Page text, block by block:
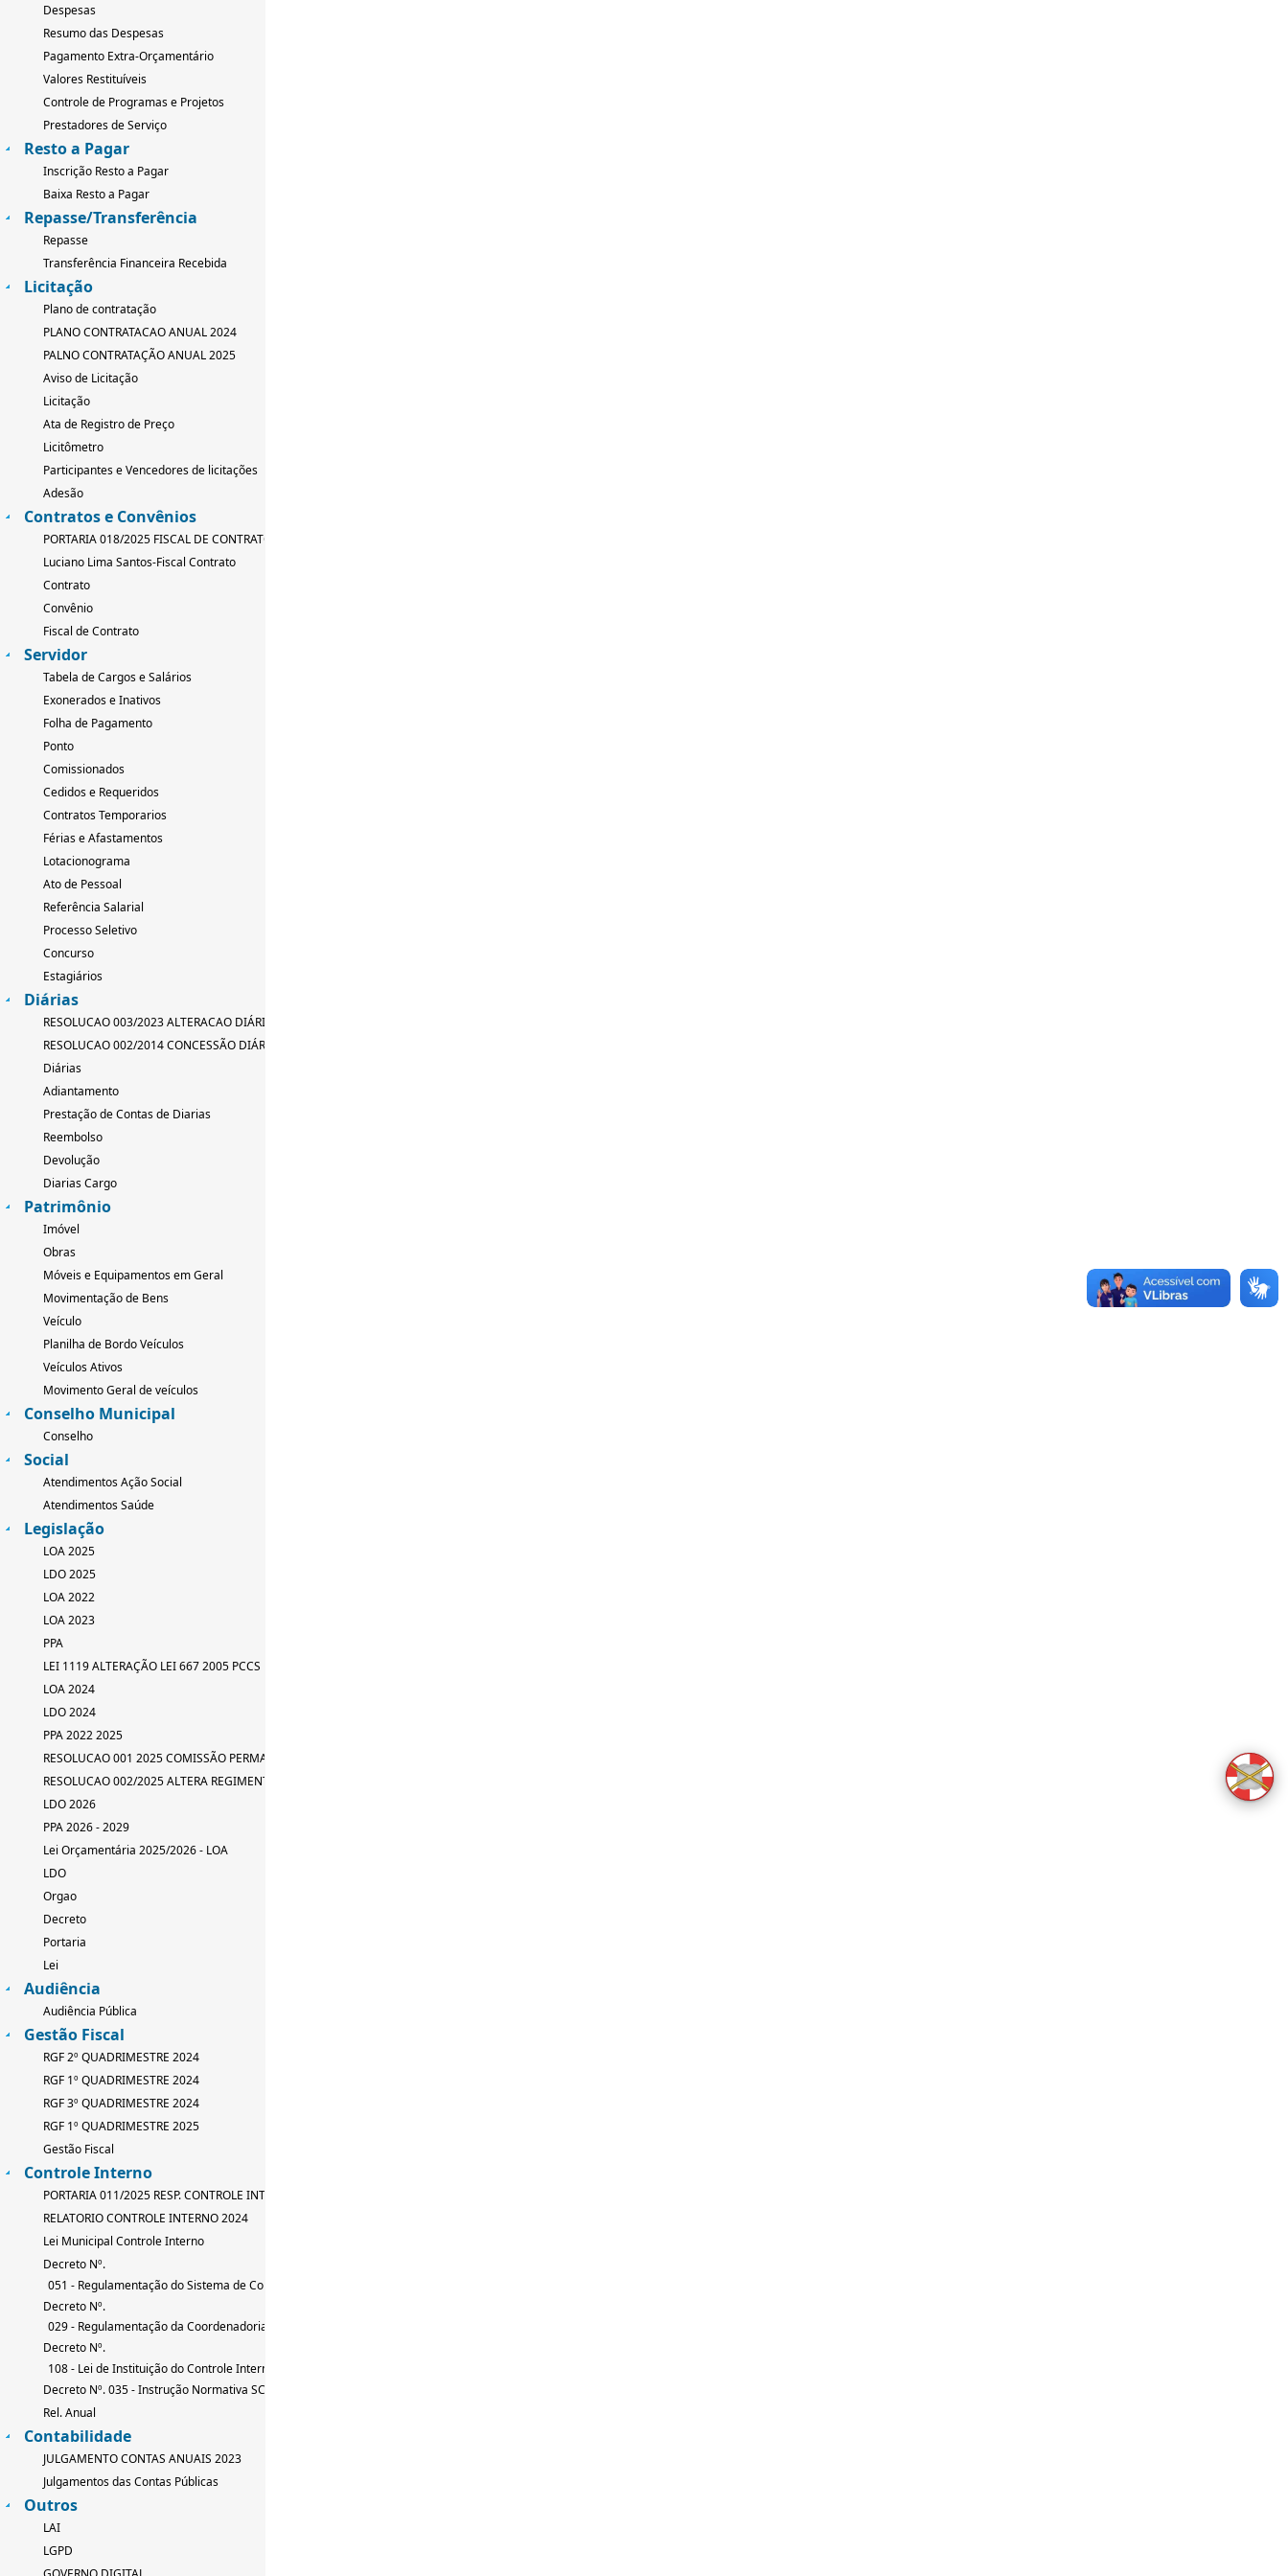
Despesas
Resumo das Despesas
Pagamento Extra-Orçamentário
Valores Restituíveis
Controle de Programas e Projetos
Prestadores de Serviço
Resto a Pagar
Inscrição Resto a Pagar
Baixa Resto a Pagar
Repasse/Transferência
Repasse
Transferência Financeira Recebida
Licitação
Plano de contratação
PLANO CONTRATACAO ANUAL 2024
PALNO CONTRATAÇÃO ANUAL 2025
Aviso de Licitação
Licitação
Ata de Registro de Preço
Licitômetro
Participantes e Vencedores de licitações
Adesão
Contratos e Convênios
PORTARIA 018/2025 FISCAL DE CONTRATO
Luciano Lima Santos-Fiscal Contrato
Contrato
Convênio
Fiscal de Contrato
Servidor
Tabela de Cargos e Salários
Exonerados e Inativos
Folha de Pagamento
Ponto
Comissionados
Cedidos e Requeridos
Contratos Temporarios
Férias e Afastamentos
Lotacionograma
Ato de Pessoal
Referência Salarial
Processo Seletivo
Concurso
Estagiários
Diárias
RESOLUCAO 003/2023 ALTERACAO DIÁRIAS
RESOLUCAO 002/2014 CONCESSÃO DIÁRIAS
Diárias
Adiantamento
Prestação de Contas de Diarias
Reembolso
Devolução
Diarias Cargo
Patrimônio
Imóvel
Obras
Móveis e Equipamentos em Geral
Movimentação de Bens
Veículo
Planilha de Bordo Veículos
Veículos Ativos
Movimento Geral de veículos
Conselho Municipal
Conselho
Social
Atendimentos Ação Social
Atendimentos Saúde
Legislação
LOA 2025
LDO 2025
LOA 2022
LOA 2023
PPA
LEI 1119 ALTERAÇÃO LEI 667 2005 PCCS
LOA 2024
LDO 2024
PPA 2022 2025
RESOLUCAO 001 2025 COMISSÃO PERMANENTE
RESOLUCAO 002/2025 ALTERA REGIMENTO INTERNO
LDO 2026
PPA 2026 - 2029
Lei Orçamentária 2025/2026 - LOA
LDO
Orgao
Decreto
Portaria
Lei
Audiência
Audiência Pública
Gestão Fiscal
RGF 2º QUADRIMESTRE 2024
RGF 1º QUADRIMESTRE 2024
RGF 3º QUADRIMESTRE 2024
RGF 1º QUADRIMESTRE 2025
Gestão Fiscal
Controle Interno
PORTARIA 011/2025 RESP. CONTROLE INTERNO
RELATORIO CONTROLE INTERNO 2024
Lei Municipal Controle Interno
Decreto Nº.
051 - Regulamentação do Sistema de Controle Interno
Decreto Nº.
029 - Regulamentação da Coordenadoria de Controle Interno
Decreto Nº.
108 - Lei de Instituição do Controle Interno
Decreto Nº. 035 - Instrução Normativa SCI
Rel. Anual
Contabilidade
JULGAMENTO CONTAS ANUAIS 2023
Julgamentos das Contas Públicas
Outros
LAI
LGPD